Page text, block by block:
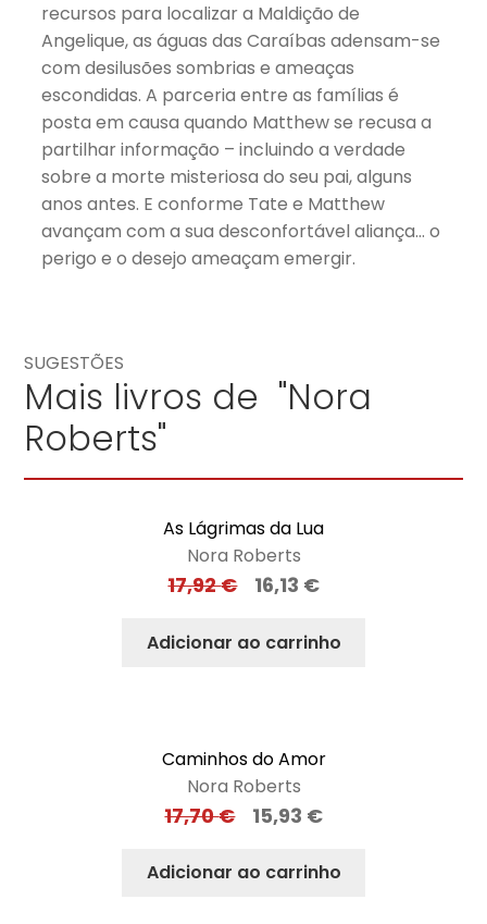
recursos para localizar a Maldição de
Angelique, as águas das Caraíbas adensam-se
com desilusões sombrias e ameaças
escondidas. A parceria entre as famílias é
posta em causa quando Matthew se recusa a
partilhar informação – incluindo a verdade
sobre a morte misteriosa do seu pai, alguns
anos antes. E conforme Tate e Matthew
avançam com a sua desconfortável aliança… o
perigo e o desejo ameaçam emergir.
SUGESTÕES
Mais livros de "Nora
Roberts"
As Lágrimas da Lua
Nora Roberts
17,92€ 16,13 €
Adicionar ao carrinho
Caminhos do Amor
Nora Roberts
17,70€ 15,93 €
Adicionar ao carrinho